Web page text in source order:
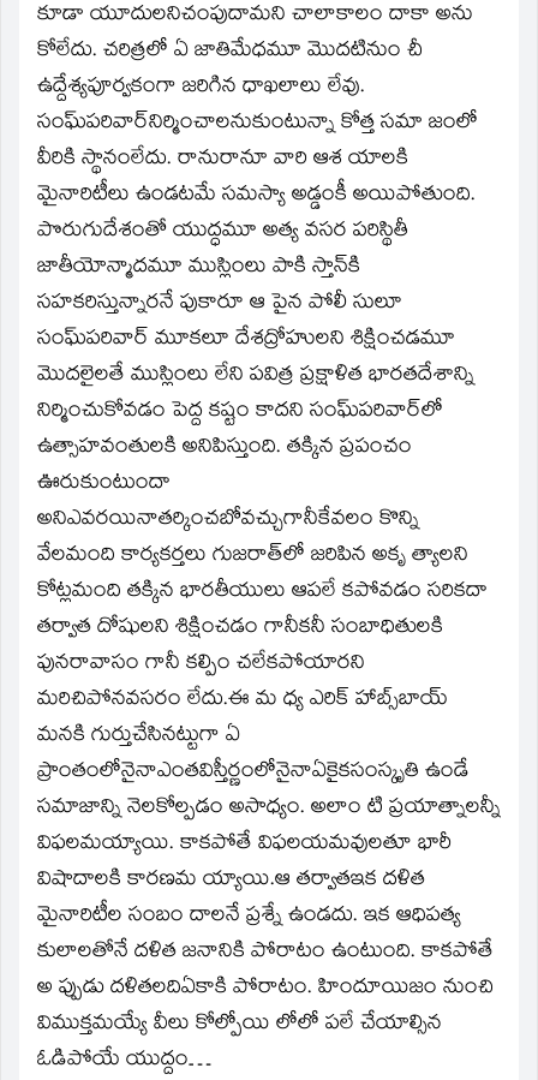
కూడా యూదులనిచంపుదామని చాలాకాలం దాకా అను
కోలేదు. చరిత్రలో ఏ జాతిమేధమూ మొదటినుం చీ
ఉద్దేశ్యపూర్వకంగా జరిగిన ధాఖలాలు లేవు.
సంఘ్‌పరివార్‌నిర్మించాలనుకుంటున్నా కోత్త సమా జంలో
వీరికి స్థానంలేదు. రానురానూ వారి ఆశ యాలకి
మైనారిటీలు ఉండటమే సమస్యా అడ్డంకీ అయిపోతుంది.
పొరుగుదేశంతో యుద్ధమూ అత్య వసర పరిస్థితీ
జాతీయోన్మాదమూ ముస్లింలు పాకి స్తాన్‌కి
సహకరిస్తున్నారనే పుకారూ ఆ పైన పోలీ సులూ
సంఘ్‌పరివార్‌ మూకలూ దేశద్రోహులని శిక్షించడమూ
మొదలైలతే ముస్లింలు లేని పవిత్ర ప్రక్షాళిత భారతదేశాన్ని
నిర్మించుకోవడం పెద్ద కష్టం కాదని సంఘ్‌పరివార్‌లో
ఉత్సాహవంతులకి అనిపిస్తుంది. తక్కిన ప్రపంచం
ఊరుకుంటుందా
అనిఎవరయినాతర్కించబోవచ్చుగానీకేవలం కొన్ని
వేలమంది కార్యకర్తలు గుజరాత్‌లో జరిపిన అకృ త్యాలని
కోట్లమంది తక్కిన భారతీయులు ఆపలే కపోవడం సరికదా
తర్వాత దోషులని శిక్షించడం గానీకనీ సంబాధితులకి
పునరావాసం గానీ కల్పిం చలేకపోయారని
మరిచిపోనవసరం లేదు.ఈ మ ధ్య ఎరిక్‌ హాబ్స్‌బాయ్‌
మనకి గుర్తుచేసినట్టుగా ఏ
ప్రాంతంలోనైనాఎంతవిస్తీర్ణంలోనైనాఏకైకసంస్కృతి ఉండే
సమాజాన్ని నెలకోల్పడం అసాధ్యం. అలాం టి ప్రయాత్నాలన్నీ
విఫలమయ్యాయి. కాకపోతే విఫలయమవులతూ భారీ
విషాదాలకి కారణమ య్యాయి.ఆ తర్వాతఇక దళిత
మైనారిటీల సంబం దాలనే ప్రశ్నే ఉండదు. ఇక ఆధిపత్య
కులాలతోనే దళిత జనానికి పోరాటం ఉంటుంది. కాకపోతే
అ ప్పుడు దళితలదిఏకాకి పోరాటం. హిందూయిజం నుంచి
విముక్తమయ్యే వీలు కోల్పోయి లోలో పలే చేయాల్సిన
ఓడిపోయే యుద్దం…